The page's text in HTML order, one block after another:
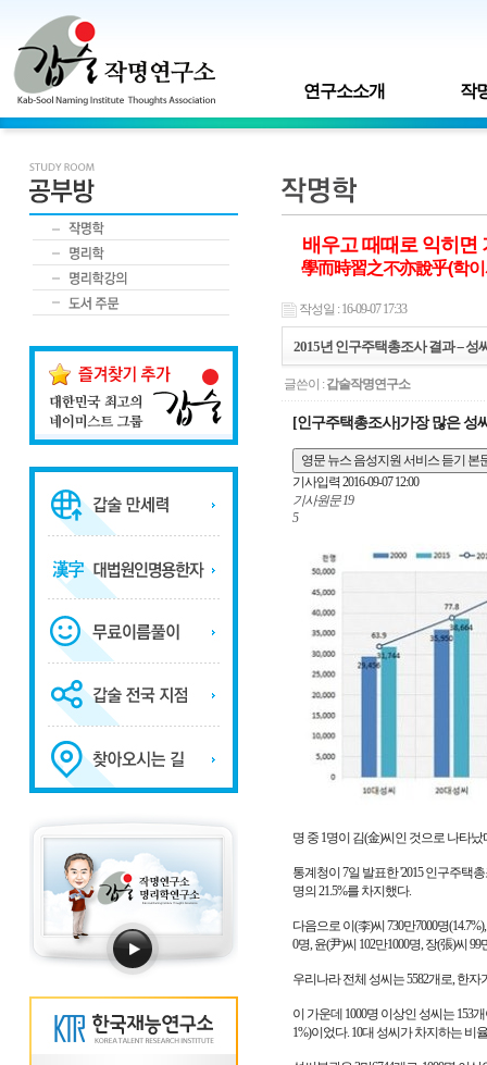
연구소소개 작
배우고 때때로 익히면
學而時習之不亦說乎(학
작성일 : 16-09-07 17:33
2015년 인구주택총조사 결과 -- 성
글쓴이 : 갑술작명연구소
[인구주택총조사]가장 많은 성
영문 뉴스 음성지원 서비스 듣기 본
기사입력 2016-09-07 12:00
기사원문19
5
명 중 1명이 김(金)씨인 것으로 나타났
통계청이 7일 발표한 '2015 인구주택
명의 21.5%를 차지했다.
다음으로 이(李)씨 730만7000명
0명, 윤(尹)씨 102만1000명, 장(張)씨
우리나라 전체 성씨는 5582개로, 한
이 가운데 1000명 이상인 성씨는 153
1%)이었다. 10대 성씨가 차지하는 비